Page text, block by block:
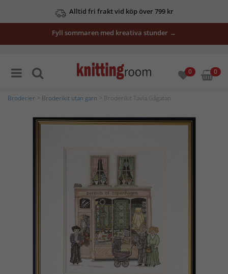
Alltid fri frakt vid köp över 799 kr
Fyll sommaren med kreativa stunder →
0 0
Broderier Broderikit utan garn > Broderikit Tavla Gågatan